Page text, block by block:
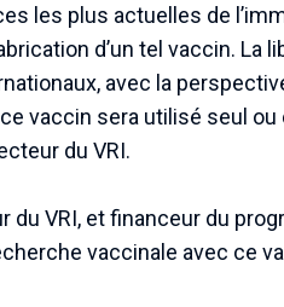
les plus actuelles de
d’un tel vaccin. La
avec la
vaccin sera utilisé seul
du VRI.
du VRI, et financeur du
vaccinale avec ce